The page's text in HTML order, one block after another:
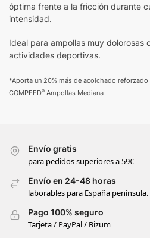
óptima frente a la fricción durante
intensidad.
Ideal para ampollas muy dolorosas
actividades deportivas.
*Aporta un 20% más de acolchado
COMPEED® Ampollas Mediana
Envío gratis
para pedidos superiores a 59€
Envío en 24-48 horas
laborables para España península.
Pago 100% seguro
Tarjeta / PayPal / Bizum